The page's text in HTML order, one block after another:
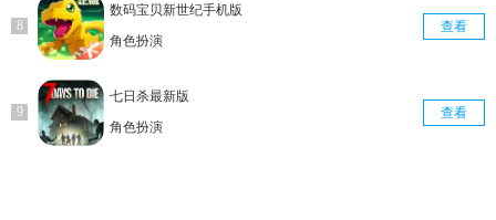
数码宝贝新世纪手机版
角色扮演
查看
七日杀最新版
角色扮演
查看